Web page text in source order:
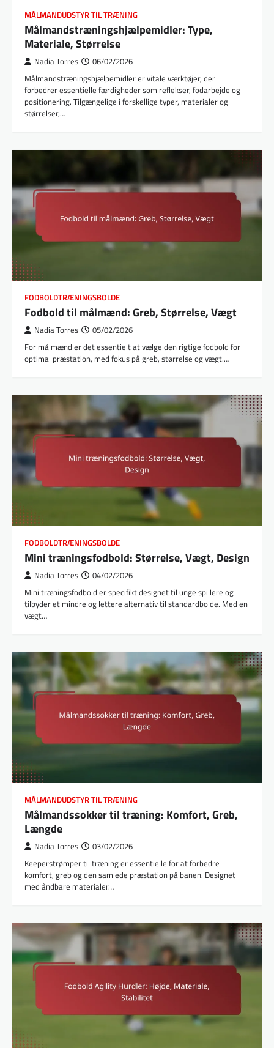
MÅLMANDUDSTYR TIL TRÆNING
Målmandstræningshjælpemidler: Type,
Materiale, Størrelse
Nadia Torres 06/02/2026
Målmandstræningshjælpemidler er vitale værktøjer, der
forbedrer essentielle færdigheder som reflekser, fodarbejde og
positionering. Tilgængelige i forskellige typer, materialer og
størrelser,…
FODBOLDTRÆNINGSBOLDE
Fodbold til målmænd: Greb, Størrelse, Vægt
Nadia Torres 05/02/2026
For målmænd er det essentielt at vælge den rigtige fodbold for
optimal præstation, med fokus på greb, størrelse og vægt.…
FODBOLDTRÆNINGSBOLDE
Mini træningsfodbold: Størrelse, Vægt, Design
Nadia Torres 04/02/2026
Mini træningsfodbold er specifikt designet til unge spillere og
tilbyder et mindre og lettere alternativ til standardbolde. Med en
vægt…
MÅLMANDUDSTYR TIL TRÆNING
Målmandssokker til træning: Komfort, Greb,
Længde
Nadia Torres 03/02/2026
Keeperstrømper til træning er essentielle for at forbedre
komfort, greb og den samlede præstation på banen. Designet
med åndbare materialer…